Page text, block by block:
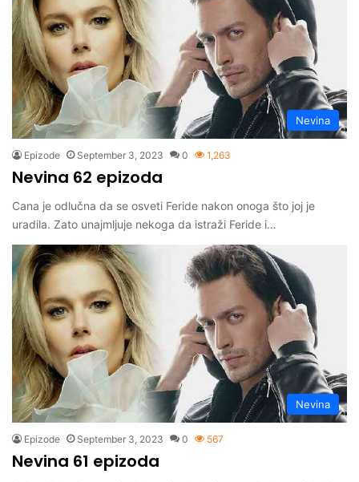
Nevina
Epizode September 3, 2023 0 1,263
Nevina 62 epizoda
Cana je odlučna da se osveti Feride nakon onoga što joj je
uradila. Zato unajmljuje nekoga da istraži Feride i…
Nevina
Epizode September 3, 2023 0 567
Nevina 61 epizoda